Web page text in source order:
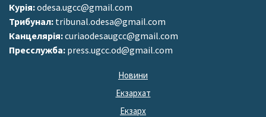
Курія:odesa.ugcc@gmail.com
Трибунал: tribunal.odesa@gmail.com
Канцелярія:curiaodesaugcc@gmail.com
Пресслужба: press.ugcc.od@gmail.com
Новини
Екзархат
Екзарх